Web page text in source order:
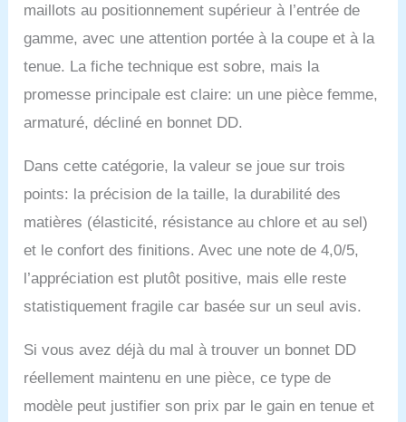
maillots au positionnement supérieur à l’entrée de
gamme, avec une attention portée à la coupe et à la
tenue. La fiche technique est sobre, mais la
promesse principale est claire: un une pièce femme,
armaturé, décliné en bonnet DD.
Dans cette catégorie, la valeur se joue sur trois
points: la précision de la taille, la durabilité des
matières (élasticité, résistance au chlore et au sel)
et le confort des finitions. Avec une note de 4,0/5,
l’appréciation est plutôt positive, mais elle reste
statistiquement fragile car basée sur un seul avis.
Si vous avez déjà du mal à trouver un bonnet DD
réellement maintenu en une pièce, ce type de
modèle peut justifier son prix par le gain en tenue et